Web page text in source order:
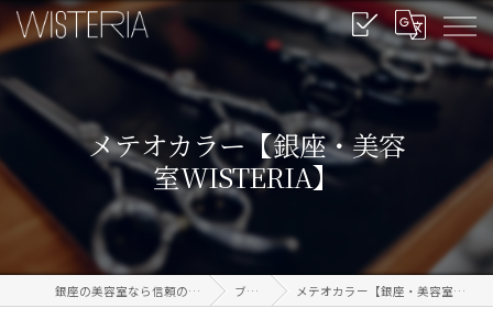
メテオカラー【銀座・美容
室WISTERIA】
銀座の美容室なら信頼のWISTERIA ブログ メテオカラー【銀座・美容室WISTERIA】